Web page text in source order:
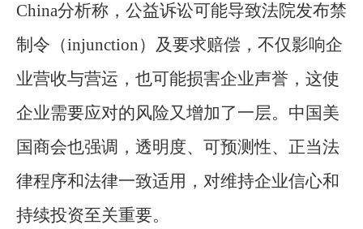
China分析称，公益诉讼可能导致法院发布禁
制令（injunction）及要求赔偿，不仅影响企
业营收与营运，也可能损害企业声誉，这使
企业需要应对的风险又增加了一层。中国美
国商会也强调，透明度、可预测性、正当法
律程序和法律一致适用，对维持企业信心和
持续投资至关重要。